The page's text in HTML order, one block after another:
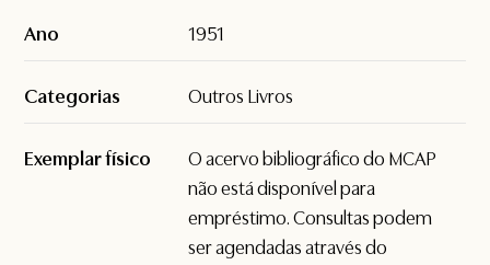
Ano 1951
Categorias Outros Livros
Exemplar físico
O acervo bibliográfico do MCAP
não está disponível para
empréstimo. Consultas podem
ser agendadas através do